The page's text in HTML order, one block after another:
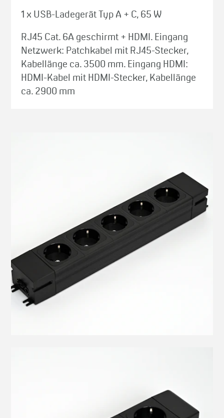
1 x USB-Ladegerät Typ A + C, 65 W
RJ45 Cat. 6A geschirmt + HDMI. Eingang
Netzwerk: Patchkabel mit RJ45-Stecker,
Kabellänge ca. 3500 mm. Eingang HDMI:
HDMI-Kabel mit HDMI-Stecker, Kabellänge
ca. 2900 mm